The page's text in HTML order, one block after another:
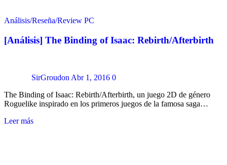
Análisis/Reseña/Review PC
[Análisis] The Binding of Isaac: Rebirth/Afterbirth
SirGroudon Abr 1, 2016 0
The Binding of Isaac: Rebirth/Afterbirth, un juego 2D de género
Roguelike inspirado en los primeros juegos de la famosa saga…
Leer más